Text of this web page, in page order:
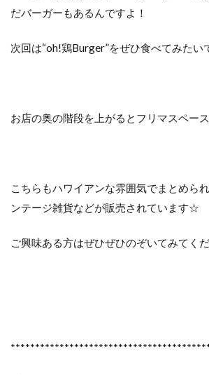
だバーガーもあるんですよ！
次回は“oh!鶏Burger”をぜひ食べてみた
お店の奥の階段を上がるとフリマスペー
こちらもハワイアンな雰囲気でまとめら
ンテージ雑貨などが販売されています☆
ご興味ある方はぜひぜひのぞいてみてく